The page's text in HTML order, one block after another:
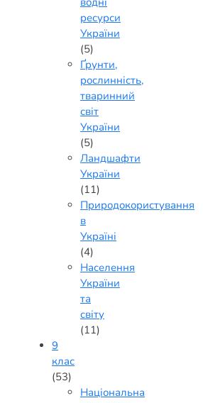
ресурси
України
(5)
Ґрунти,
рослинність,
тваринний
світ
України
(5)
Ландшафти
України
(11)
Природокористування
в
Україні
(4)
Населення
України
та
світу
(11)
9
клас
(53)
Національна